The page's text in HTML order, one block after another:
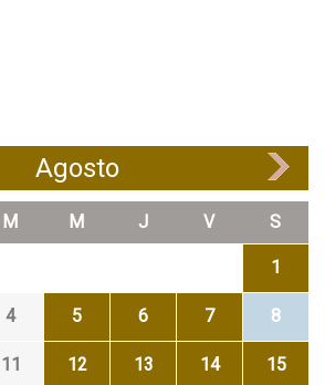
Agosto
M M J V S
1
4 5 6 7 8
11 12 13 14 15